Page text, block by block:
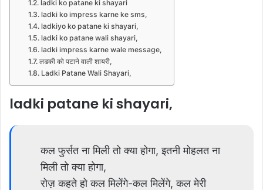
ladki ko patane ki shayari
ladki ko impress karne ke sms,
ladkiyo ko patane ki shayari,
ladki ko patane wali shayari,
ladki impress karne wale message,
लडकी को पटाने वाली शायरी,
Ladki Patane Wali Shayari,
ladki patane ki shayari,
कल फुर्सत ना मिली तो क्या होगा, इतनी मोहलत ना
मिली तो क्या होगा,
रोज़ कहते हो कल मिलेंगे-कल मिलेंगे, कल मेरी